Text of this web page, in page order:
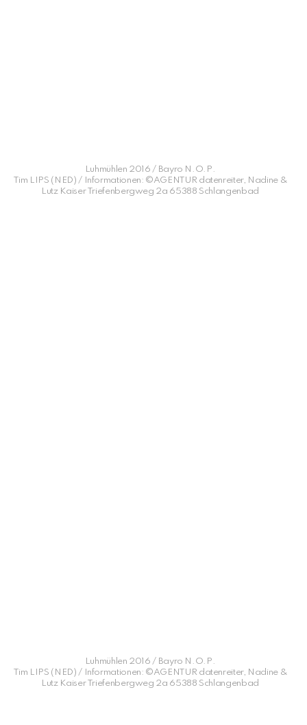
Luhmühlen 2016 / Bayro N.O.P.
Tim LIPS (NED) / Informationen: ©AGENTUR datenreiter, Nadine &
Lutz Kaiser Triefenbergweg 2a 65388 Schlangenbad
Luhmühlen 2016 / Bayro N.O.P.
Tim LIPS (NED) / Informationen: ©AGENTUR datenreiter, Nadine &
Lutz Kaiser Triefenbergweg 2a 65388 Schlangenbad